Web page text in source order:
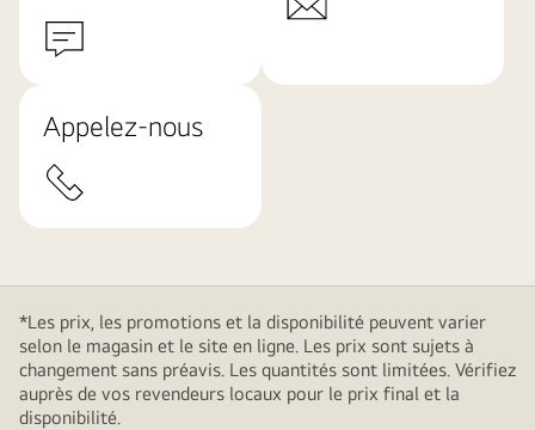
Appelez-nous
*Les prix, les promotions et la disponibilité peuvent varier
selon le magasin et le site en ligne. Les prix sont sujets à
changement sans préavis. Les quantités sont limitées. Vérifiez
auprès de vos revendeurs locaux pour le prix final et la
disponibilité.